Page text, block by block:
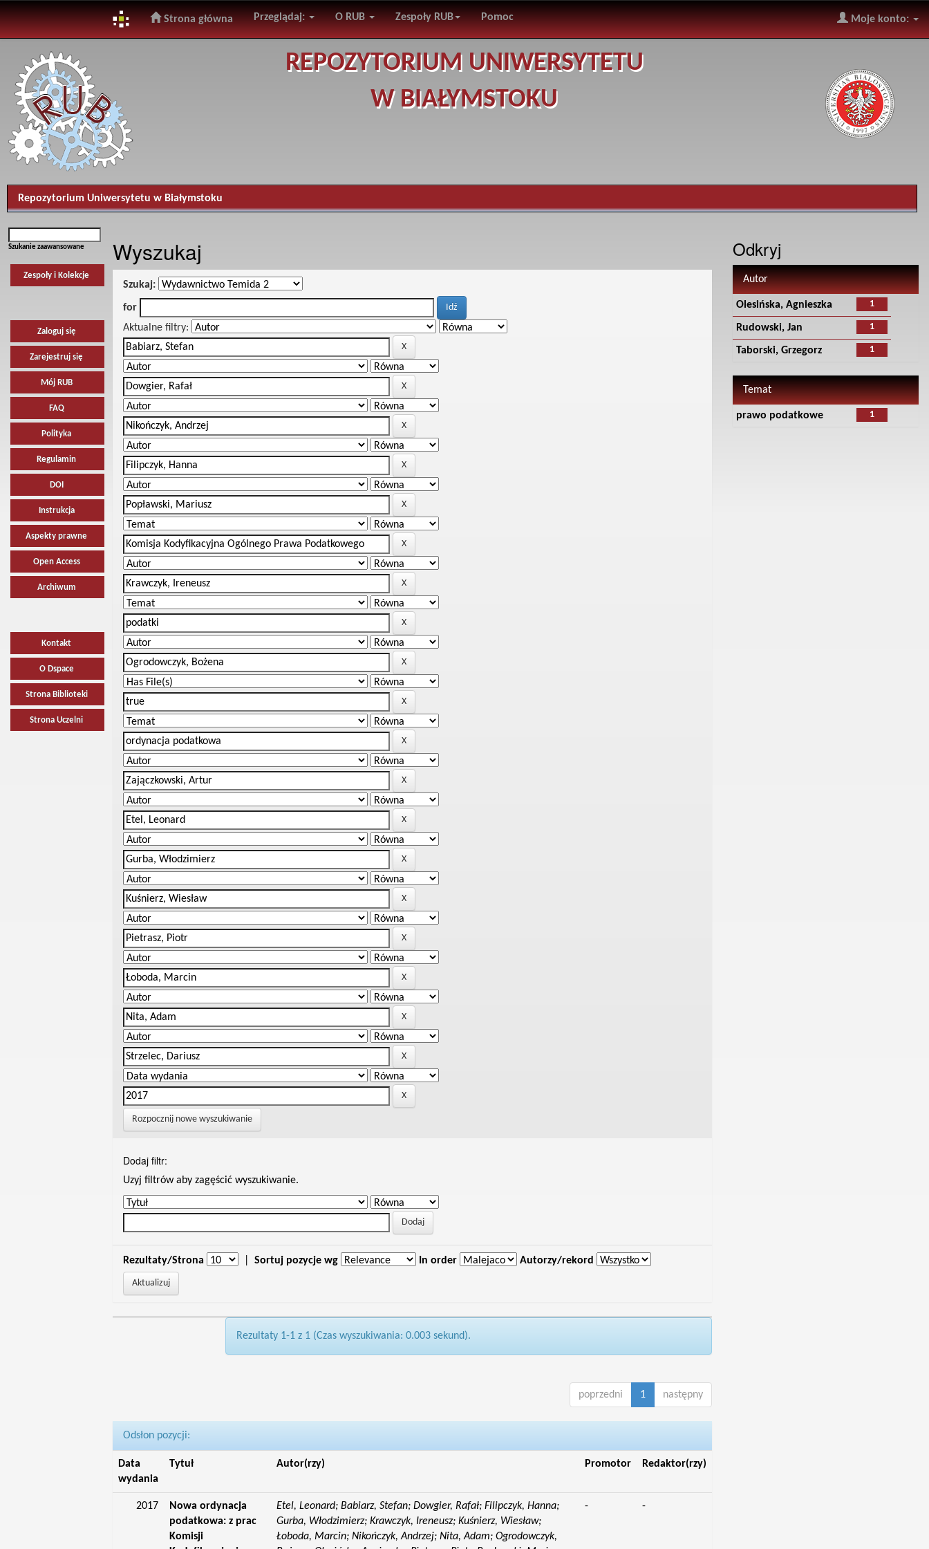
navigation
Strona główna Przeglądaj: O RUB Zespoły RUB Pomoc Moje konto:
REPOZYTORIUM UNIWERSYTETU
W BIAŁYMSTOKU
Repozytorium Uniwersytetu w Białymstoku
Szukanie zaawansowane
Zespoły i Kolekcje
Zaloguj się
Zarejestruj się
Mój RUB
FAQ
Polityka
Regulamin
DOI
Instrukcja
Aspekty prawne
Open Access
Archiwum
Kontakt
O Dspace
Strona Biblioteki
Strona Uczelni
Wyszukaj
Szukaj:
for
Aktualne filtry:
Rozpocznij nowe wyszukiwanie
Dodaj filtr:
Uzyj filtrów aby zagęścić wyszukiwanie.
Rezultaty/Strona Sortuj pozycje wg In order Autorzy/rekord
Rezultaty 1-1 z 1 (Czas wyszukiwania: 0.003 sekund).
poprzedni 1 następny
Odsłon pozycji:
Data
wydania
Tytuł Autor(rzy) Promotor Redaktor(rzy)
2017
Nowa ordynacja
podatkowa: z prac
Komisji
Etel, Leonard; Babiarz, Stefan; Dowgier, Rafał; Filipczyk, Hanna;
Gurba, Włodzimierz; Krawczyk, Ireneusz; Kuśnierz, Wiesław;
Łoboda, Marcin; Nikończyk, Andrzej; Nita, Adam; Ogrodowczyk,
- -
Odkryj
Autor
1
Olesińska, Agnieszka
1
Rudowski, Jan
1
Taborski, Grzegorz
Temat
1
prawo podatkowe